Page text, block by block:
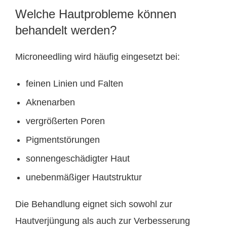
Welche Hautprobleme können
behandelt werden?
Microneedling wird häufig eingesetzt bei:
feinen Linien und Falten
Aknenarben
vergrößerten Poren
Pigmentstörungen
sonnengeschädigter Haut
unebenmäßiger Hautstruktur
Die Behandlung eignet sich sowohl zur
Hautverjüngung als auch zur Verbesserung